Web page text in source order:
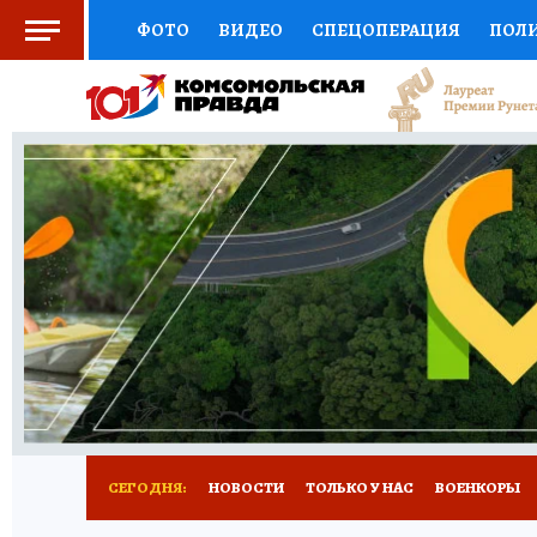
ФОТО ВИДЕО СПЕЦОПЕРАЦИЯ
СОЦПОДДЕРЖКА НАУКА СПОРТ
ВЫБОР ЭКСПЕРТОВ ДОКТОР
КНИЖНАЯ ПОЛКА ПРОГНОЗЫ НА СПОРТ
ПРЕСС-ЦЕНТР НЕДВИЖИМОСТЬ
РАДИО КП РЕКЛАМА ТЕСТЫ НОВОЕ
СЕГОДНЯ: НОВОСТИ ТОЛЬКО У НАС ВОЕНКОРЫ